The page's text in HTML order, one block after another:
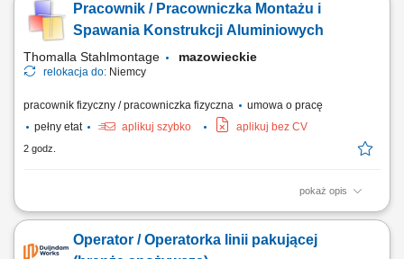
schematów technicznych (duża powtarzalność) tasowanie, cięcie,
sczepianie, wykonywanie krótkich spawów metodą MIG 131 (puls),
wiercenie, skręcanie, drobne...
Pracownik / Pracowniczka Montażu i
Spawania Konstrukcji Aluminiowych
Thomalla Stahlmontage mazowieckie
relokacja do: Niemcy
pracownik fizyczny / pracowniczka fizyczna
umowa o pracę
pełny etat
aplikuj szybko aplikuj bez CV
2 godz.
pokaż opis
wykonywanie konstrukcji aluminiowych oraz zabudów pojazdów
technicznego, cięcie i dopasowywanie elementów, szczepianie oraz
Operator / Operatorka linii pakującej